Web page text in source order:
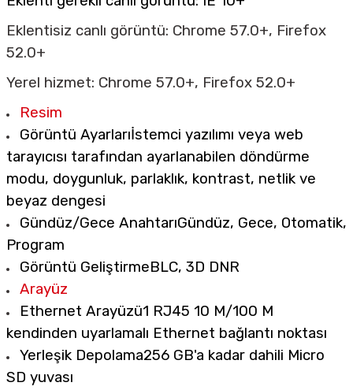
Eklentisiz canlı görüntü: Chrome 57.0+, Firefox
52.0+
Yerel hizmet: Chrome 57.0+, Firefox 52.0+
Resim
Görüntü Ayarlarıİstemci yazılımı veya web
tarayıcısı tarafından ayarlanabilen döndürme
modu, doygunluk, parlaklık, kontrast, netlik ve
beyaz dengesi
Gündüz/Gece AnahtarıGündüz, Gece, Otomatik,
Program
Görüntü GeliştirmeBLC, 3D DNR
Arayüz
Ethernet Arayüzü1 RJ45 10 M/100 M
kendinden uyarlamalı Ethernet bağlantı noktası
Yerleşik Depolama256 GB'a kadar dahili Micro
SD yuvası